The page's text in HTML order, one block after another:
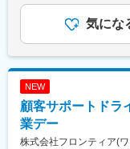
全性や有効性が
となっているも
く、海外に後れ
の医薬品を利用
目指しています。
変更の範囲：会
・残業時間月
イワキ株式会社
展開する会社です
アステナグルー
可能性がありま
気にな
NEW
顧客サポートドラ
業デー
株式会社フロンティア(